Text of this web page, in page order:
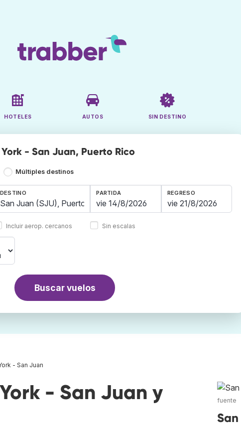
HOTELES AUTOS SIN DESTINO
- San Juan, Puerto Rico
Múltiples destinos
DESTINO
Incluir aerop. cercanos
PARTIDA REGRESO
Sin escalas
Buscar vuelos
- San Juan
- San Juan y
fuente